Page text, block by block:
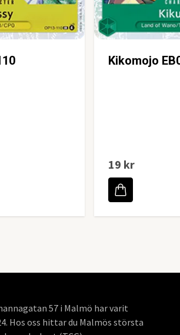
Kikomojo
19 kr
57 i Malmö har varit
Hos oss hittar du Malmös största